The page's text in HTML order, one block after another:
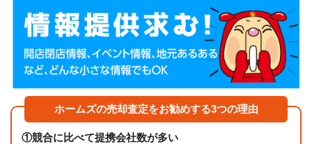
ホームズの売却査定をお勧めする3つの理由
①競合に比べて提携会社数が多い